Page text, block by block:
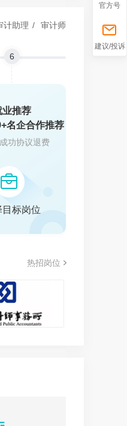
计助理 / 审计师
6
业推荐
名企合作推荐
功协议退费
目标岗位
热招岗位
官方号
建议/投诉